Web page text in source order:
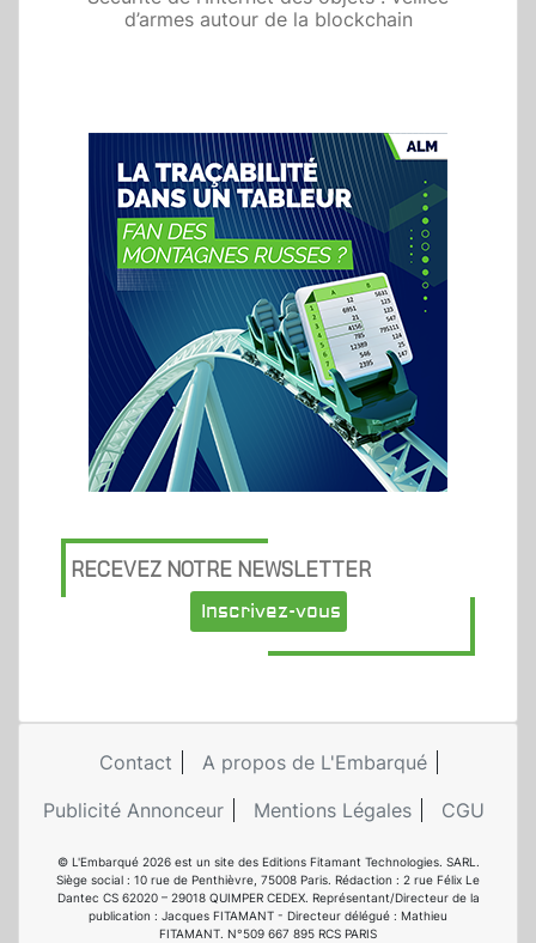
d’armes autour de la blockchain
RECEVEZ NOTRE NEWSLETTER
Inscrivez-vous
Contact
A propos de L'Embarqué
Publicité Annonceur
Mentions Légales CGU
© L'Embarqué 2026 est un site des Editions Fitamant Technologies. SARL.
Siège social : 10 rue de Penthièvre, 75008 Paris. Rédaction : 2 rue Félix Le
Dantec CS 62020 – 29018 QUIMPER CEDEX. Représentant/Directeur de la
publication : Jacques FITAMANT - Directeur délégué : Mathieu
FITAMANT. N°509 667 895 RCS PARIS